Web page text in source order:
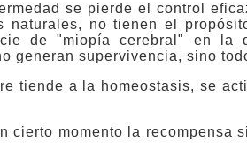
se pierde el control
naturales, no tienen el
de "miopía cerebral" en
generan supervivencia, sino
tiende a la homeostasis, se
cierto momento la